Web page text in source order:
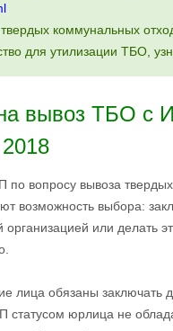
коммунальных
для утилизации ТБО,
вывоз ТБО с
по вопросу вывоза
возможность выбора:
организацией или делать
лица обязаны заключать
юрлица не